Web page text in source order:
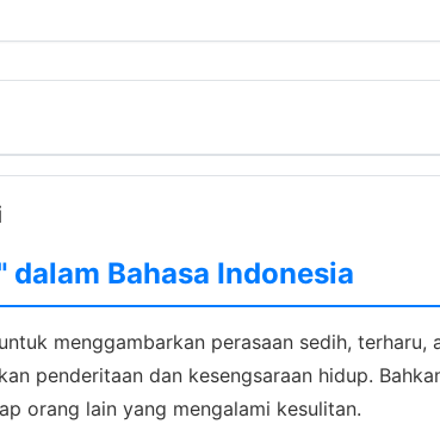
dalam Bahasa Indonesia
menggambarkan perasaan sedih,
penderitaan dan kesengsaraan hidup.
orang lain yang mengalami kesulitan.